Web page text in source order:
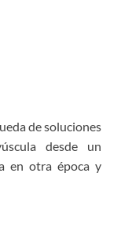
de soluciones
desde un
en otra época y